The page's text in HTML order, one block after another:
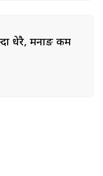
धेरै, मनाङ कम